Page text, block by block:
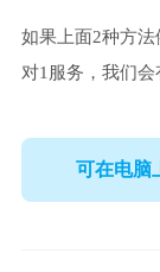
如果上面2种方
对1服务，我们会
可在电脑